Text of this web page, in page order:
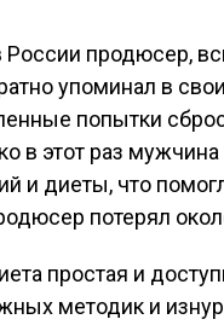
продюсер,
упоминал в
попытки
в этот раз
и диеты, что
потерял
простая и
методик и